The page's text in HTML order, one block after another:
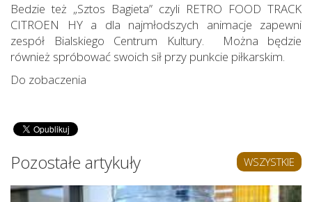
Bedzie też „Sztos Bagieta” czyli RETRO FOOD TRACK
CITROEN HY a dla najmłodszych animacje zapewni
zespół Bialskiego Centrum Kultury. Można będzie
również spróbować swoich sił przy punkcie piłkarskim.
Do zobaczenia
Pozostałe artykuły WSZYSTKIE